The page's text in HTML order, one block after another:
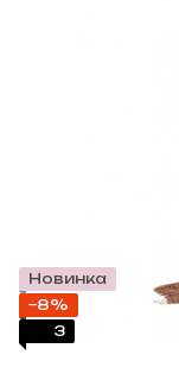
Новинка
−8%
3